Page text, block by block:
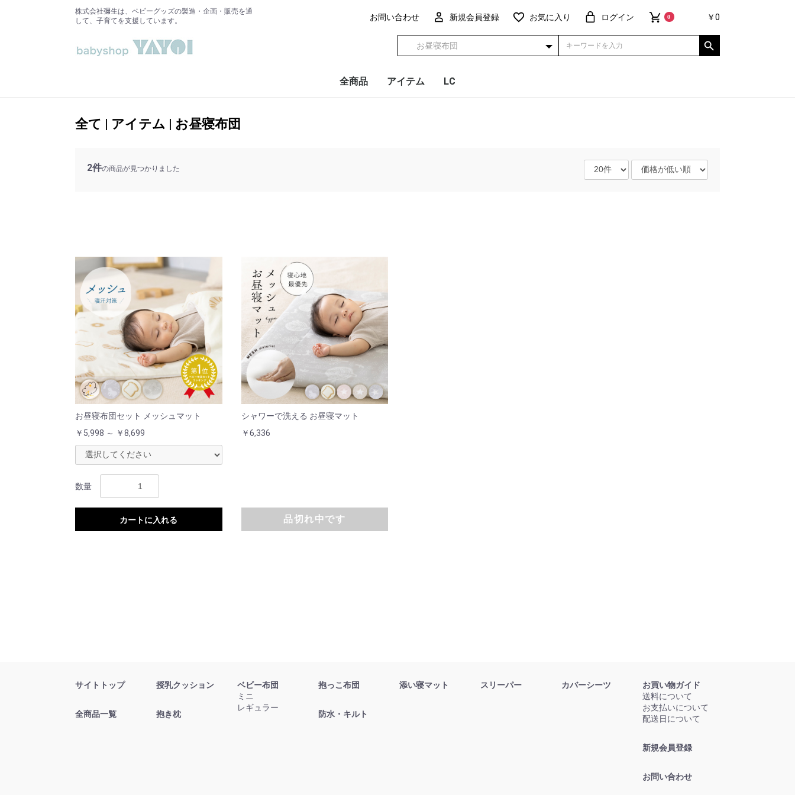
株式会社彌生は、ベビーグッズの製造・企画・販売を通
して、子育てを支援しています。
お問い合わせ 新規会員登録 お気に入り ログイン 0 ￥0
全商品 アイテム LC
全て | アイテム | お昼寝布団
2件の商品が見つかりました
お昼寝布団セット メッシュマット
￥5,998 ～ ￥8,699
数量
カートに入れる
シャワーで洗える お昼寝マット
￥6,336
品切れ中です
サイトトップ
全商品一覧
授乳クッション
抱き枕
ベビー布団
ミニ
レギュラー
抱っこ布団
防水・キルト
添い寝マット スリーパー カバーシーツ
お買い物ガイド
送料について
お支払いについて
配送日について
新規会員登録
お問い合わせ